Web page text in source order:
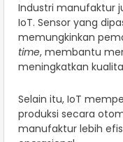
Industri manufaktur
IoT. Sensor yang
memungkinkan
time, membantu
meningkatkan
Selain itu, IoT
produksi secara
manufaktur lebih